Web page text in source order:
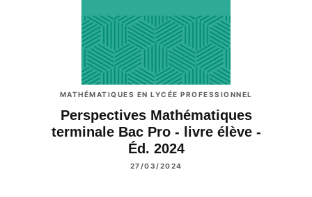
MATHÉMATIQUES EN LYCÉE PROFESSIONNEL
Perspectives Mathématiques
terminale Bac Pro - livre élève -
Éd. 2024
27/03/2024